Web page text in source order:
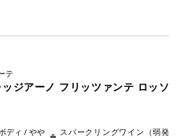
テ
ジアーノ フリッツァンテ ロッソ
ディ / やや
スパークリングワイン（弱発